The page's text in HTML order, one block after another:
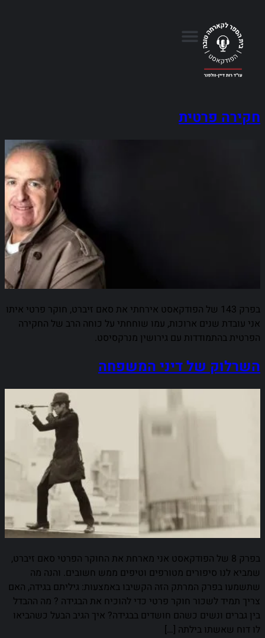
חקירה פרטית
בפרק 143 של הפודקאסט אירחתי את סאם זיברט, חוקר פרטי איתו
אני עובדת שנים ארוכות, עמו שוחחתי על כוחה הרב של החקירה
הפרטית בהתמודדות עם גירושין מנרקסיסט.
השרלוק של דיני המשפחה
בפרק 8 של הפודקאסט אני מארחת את החוקר הפרטי סאם זיברט,
שמביא לנו סיפורים מטורפים וטיפים ממש חשובים. והנה מה
שתשמעו בפרק המרתק הזה הקשיבו באמצעות: גיליתם בגידה, האם
צריך תמיד לשכור חוקר פרטי כדי להוכיח את הבגידה ? מה ההבדל
בין גברים ונשים כשהם חושדים בבגידה? איך הגיב הבעל כשהביאו
לו דוח שאשתו בילתה […]